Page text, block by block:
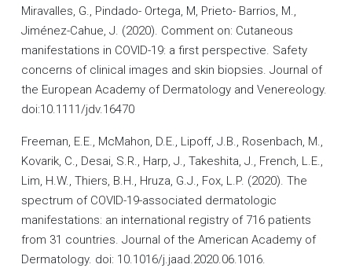
Miravalles, G., Pindado- Ortega, M, Prieto- Barrios, M.,
Jiménez-Cahue, J. (2020). Comment on: Cutaneous
manifestations in COVID-19: a first perspective. Safety
concerns of clinical images and skin biopsies. Journal of
the European Academy of Dermatology and Venereology.
doi:10.1111/jdv.16470
Freeman, E.E., McMahon, D.E., Lipoff, J.B., Rosenbach, M.,
Kovarik, C., Desai, S.R., Harp, J., Takeshita, J., French, L.E.,
Lim, H.W., Thiers, B.H., Hruza, G.J., Fox, L.P. (2020). The
spectrum of COVID-19-associated dermatologic
manifestations: an international registry of 716 patients
from 31 countries. Journal of the American Academy of
Dermatology. doi: 10.1016/j.jaad.2020.06.1016.